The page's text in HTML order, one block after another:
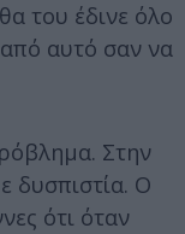
του έδινε όλο
αυτό σαν να
Στην
δυσπιστία. Ο
ότι όταν